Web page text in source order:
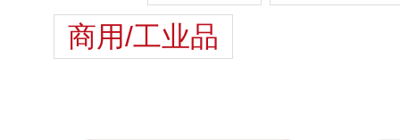
商用/工业品